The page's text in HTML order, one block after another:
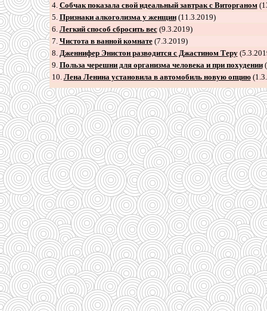
4. Собчак показала свой идеальный завтрак с Виторганом
5. Признаки алкоголизма у женщин(11.3.2019)
6. Легкий способ сбросить вес(9.3.2019)
7. Чистота в ванной комнате(7.3.2019)
8. Дженнифер Энистон разводится с Джастином Теру
9. Польза черешни для организма человека и при похудении
10. Лена Ленина установила в автомобиль новую опцию